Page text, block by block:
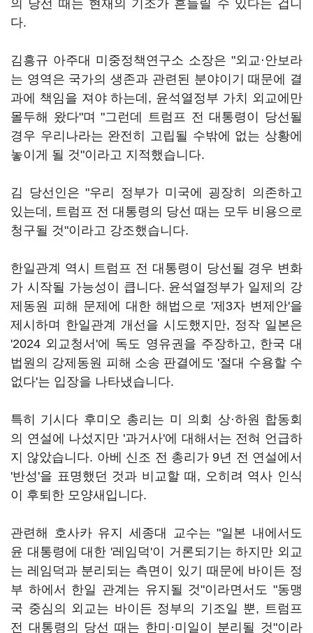
의 당선 때는 현재의 기조가 흔들릴 수 있다는 겁니
다.
김흥규 아주대 미중정책연구소 소장은 "외교·안보라
는 영역은 국가의 생존과 관련된 분야이기 때문에 결
과에 책임을 져야 하는데, 윤석열정부 가치 외교에만
몰두해 왔다"며 "그런데 트럼프 전 대통령이 당선될
경우 우리나라는 완전히 고립될 수밖에 없는 상황에
놓이게 될 것"이라고 지적했습니다.
김 당선인은 "우리 정부가 미국에 굉장히 의존하고
있는데, 트럼프 전 대통령의 당선 때는 모두 비용으로
청구될 것"이라고 강조했습니다.
한일관계 역시 트럼프 전 대통령이 당선될 경우 변화
가 시작될 가능성이 큽니다. 윤석열정부가 일제의 강
제동원 피해 문제에 대한 해법으로 '제3자 변제안'을
제시하며 한일관계 개선을 시도했지만, 정작 일본은
'2024 외교청서'에 독도 영유권을 주장하고, 한국 대
법원의 강제동원 피해 소송 판결에도 '절대 수용할 수
없다'는 입장을 나타냈습니다.
특히 기시다 후미오 총리는 미 의회 상·하원 합동회
의 연설에 나섰지만 '과거사'에 대해서는 전혀 언급하
지 않았습니다. 아베 신조 전 총리가 9년 전 연설에서
'반성'을 표명했던 것과 비교할 때, 오히려 역사 인식
이 후퇴한 모양새입니다.
관련해 호사카 유지 세종대 교수는 "일본 내에서도
윤 대통령에 대한 '레임덕'이 거론되기는 하지만 외교
는 레임덕과 분리되는 측면이 있기 때문에 바이든 정
부 하에서 한일 관계는 유지될 것"이라면서도 "동맹
국 중심의 외교는 바이든 정부의 기조일 뿐, 트럼프
전 대통령의 당선 때는 한미·미일이 분리될 것"이라